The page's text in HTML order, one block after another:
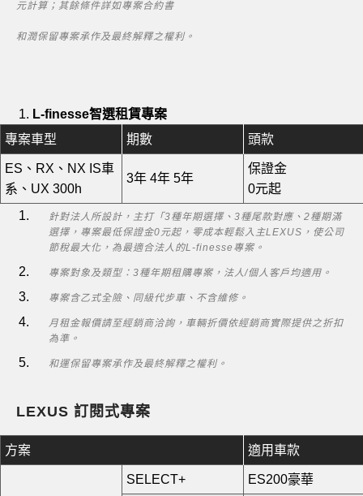
元計算；其餘條件詳如專案合約書
和潤保留專案承作及最終解釋之權利。
L-finesse智選租賃專案
專案車型
期數 頭款
ES、RX、NX IS車
系、UX 300h
3年 4年 5年
保證金
0元起
針對法人所設計，主打「3種年期選擇、3種尾款對應、2種期滿
選擇，專案最低保證金0元起，零成本輕鬆入主LEXUS，使公司
節稅最大化，為最適合法人的L-finesse專案。
專案對象及類型：3種年期租購專案，法人/個人客戶均適用。
專案含乙式全險、同級代步車、不含維修。
月租金報價請至經銷商洽詢，車輛折價依經銷商實際提供之折扣
為準。
和運保留專案承作及最終解釋之權利。
LEXUS 訂閱式專案
方案 適用車款
SELECT+ ES200豪華